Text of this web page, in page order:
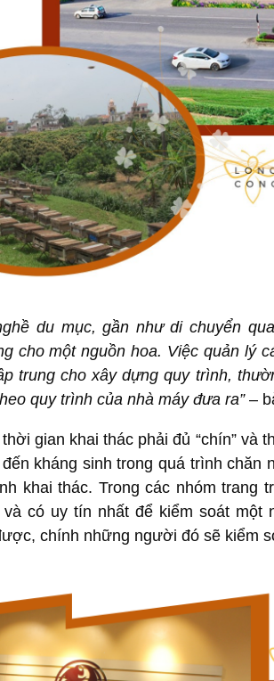
du mục, gần như di chuyển
cho một nguồn hoa. Việc quản lý
trung cho xây dựng quy trình,
quy trình của nhà máy đưa ra”–
gian khai thác phải đủ “chín” và
kháng sinh trong quá trình
khai thác. Trong các nhóm trang
có uy tín nhất để kiểm soát một
chính những người đó sẽ kiểm